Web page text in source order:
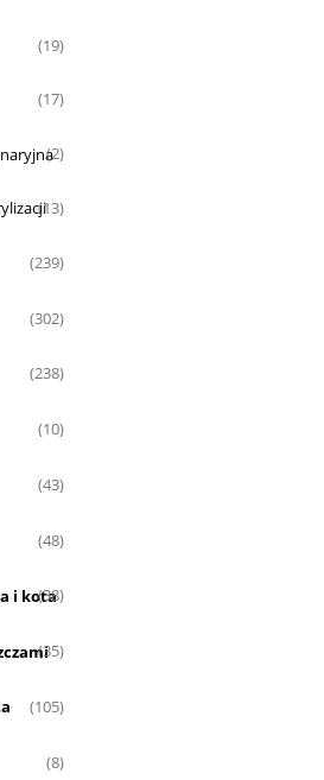
(19)
(17)
(2)
(13)
(239)
(302)
(238)
(10)
(43)
(48)
i kota
(38)
(35)
(105)
(8)